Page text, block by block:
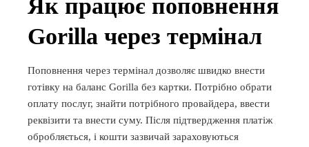
Як працює поповнення
Gorilla через термінал
Поповнення через термінал дозволяє швидко внести
готівку на баланс Gorilla без картки. Потрібно обрати
оплату послуг, знайти потрібного провайдера, ввести
реквізити та внести суму. Після підтвердження платіж
обробляється, і кошти зазвичай зараховуються